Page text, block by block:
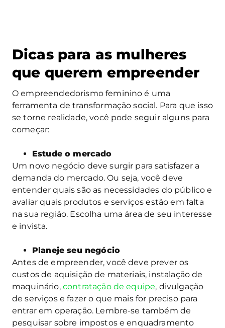
Dicas para as mulheres
que querem empreender
O empreendedorismo feminino é uma
ferramenta de transformação social. Para que isso
se torne realidade, você pode seguir alguns para
começar:
Estude o mercado
Um novo negócio deve surgir para satisfazer a
demanda do mercado. Ou seja, você deve
entender quais são as necessidades do público e
avaliar quais produtos e serviços estão em falta
na sua região. Escolha uma área de seu interesse
e invista.
Planeje seu negócio
Antes de empreender, você deve prever os
custos de aquisição de materiais, instalação de
maquinário, contratação de equipe, divulgação
de serviços e fazer o que mais for preciso para
entrar em operação. Lembre-se também de
pesquisar sobre impostos e enquadramento